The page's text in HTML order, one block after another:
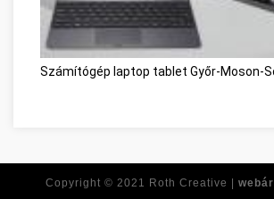
Számítógép laptop tablet Győr-Moson-
Copyright © 2021 Roth Creative |